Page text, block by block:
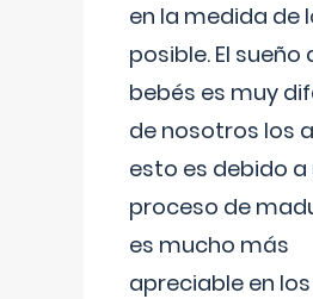
en la medida de
posible. El sueño
bebés es muy
de nosotros los
esto es debido a
proceso de
es mucho más
apreciable en